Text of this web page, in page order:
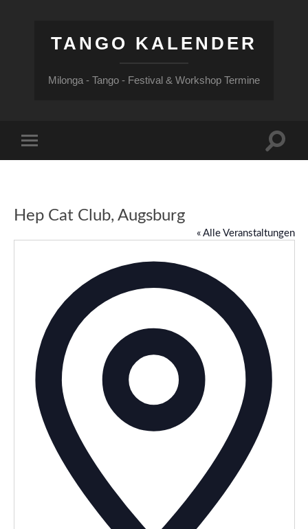
TANGO KALENDER
Milonga - Tango - Festival & Workshop Termine
Menü
Hep Cat Club, Augsburg
« Alle Veranstaltungen